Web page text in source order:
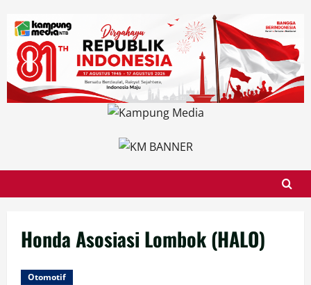
content
Honda Asosiasi Lombok (HALO)
Otomotif